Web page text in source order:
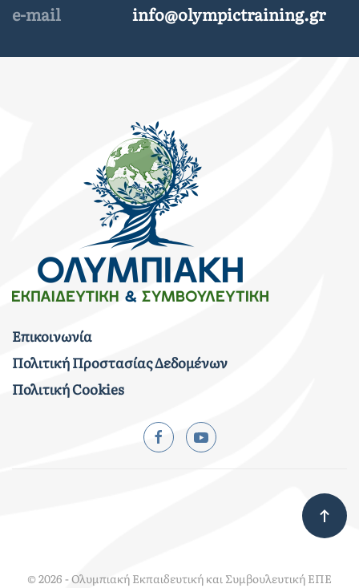
e-mail info@olympictraining.gr
Επικοινωνία
Πολιτική Προστασίας Δεδομένων
Πολιτική Cookies
©2026 - Ολυμπιακή Εκπαιδευτική και Συμβουλευτική ΕΠΕ